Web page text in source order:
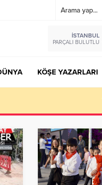
İSTANBUL
PARÇALI BULUTLU
KÖŞE YAZARLARI